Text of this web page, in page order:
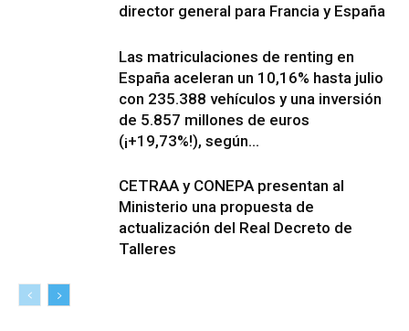
director general para Francia y España
Las matriculaciones de renting en
España aceleran un 10,16% hasta julio
con 235.388 vehículos y una inversión
de 5.857 millones de euros
(¡+19,73%!), según...
CETRAA y CONEPA presentan al
Ministerio una propuesta de
actualización del Real Decreto de
Talleres